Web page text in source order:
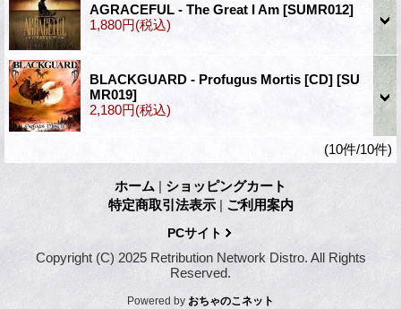
AGRACEFUL - The Great I Am [SUMR012]
1,880円(税込)
BLACKGUARD - Profugus Mortis [CD] [SU
MR019]
2,180円(税込)
(10件/10件)
ホーム | ショッピングカート
特定商取引法表示 | ご利用案内
PCサイト
Copyright (C) 2025 Retribution Network Distro. All Rights
Reserved.
Powered by おちゃのこネット